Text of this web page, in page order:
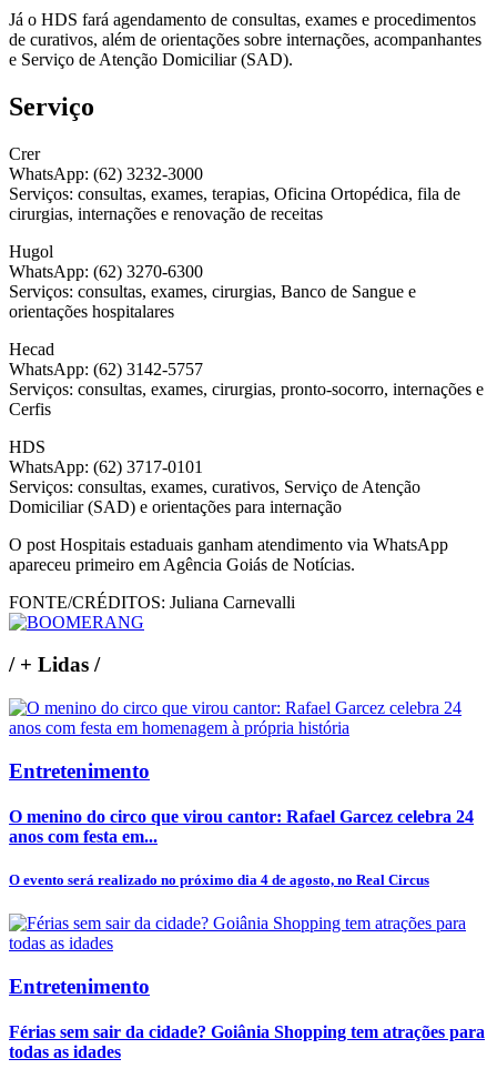
Já o HDS fará agendamento de consultas, exames e procedimentos
de curativos, além de orientações sobre internações, acompanhantes
e Serviço de Atenção Domiciliar (SAD).
Serviço
Crer
WhatsApp: (62) 3232-3000
Serviços: consultas, exames, terapias, Oficina Ortopédica, fila de
cirurgias, internações e renovação de receitas
Hugol
WhatsApp: (62) 3270-6300
Serviços: consultas, exames, cirurgias, Banco de Sangue e
orientações hospitalares
Hecad
WhatsApp: (62) 3142-5757
Serviços: consultas, exames, cirurgias, pronto-socorro, internações e
Cerfis
HDS
WhatsApp: (62) 3717-0101
Serviços: consultas, exames, curativos, Serviço de Atenção
Domiciliar (SAD) e orientações para internação
O post Hospitais estaduais ganham atendimento via WhatsApp
apareceu primeiro em Agência Goiás de Notícias.
FONTE/CRÉDITOS: Juliana Carnevalli
/+ Lidas /
Entretenimento
O menino do circo que virou cantor: Rafael Garcez celebra 24
anos com festa em...
O evento será realizado no próximo dia 4 de agosto, no Real Circus
Entretenimento
Férias sem sair da cidade? Goiânia Shopping tem atrações para
todas as idades